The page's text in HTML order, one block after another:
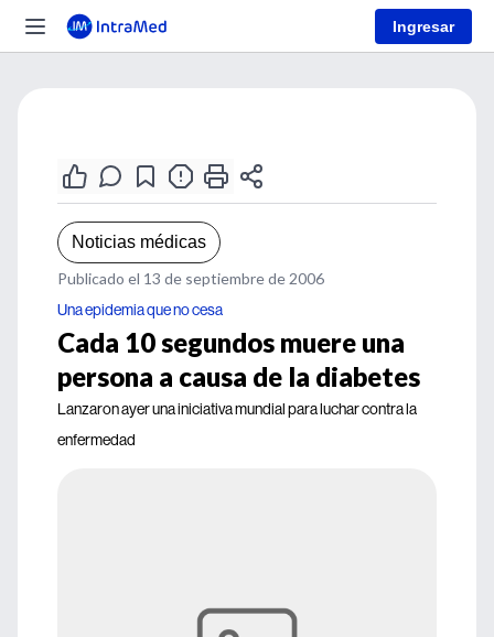
Ingresar
Noticias médicas
Publicado el 13 de septiembre de 2006
Una epidemia que no cesa
Cada 10 segundos muere una
persona a causa de la diabetes
Lanzaron ayer una iniciativa mundial para luchar contra la
enfermedad